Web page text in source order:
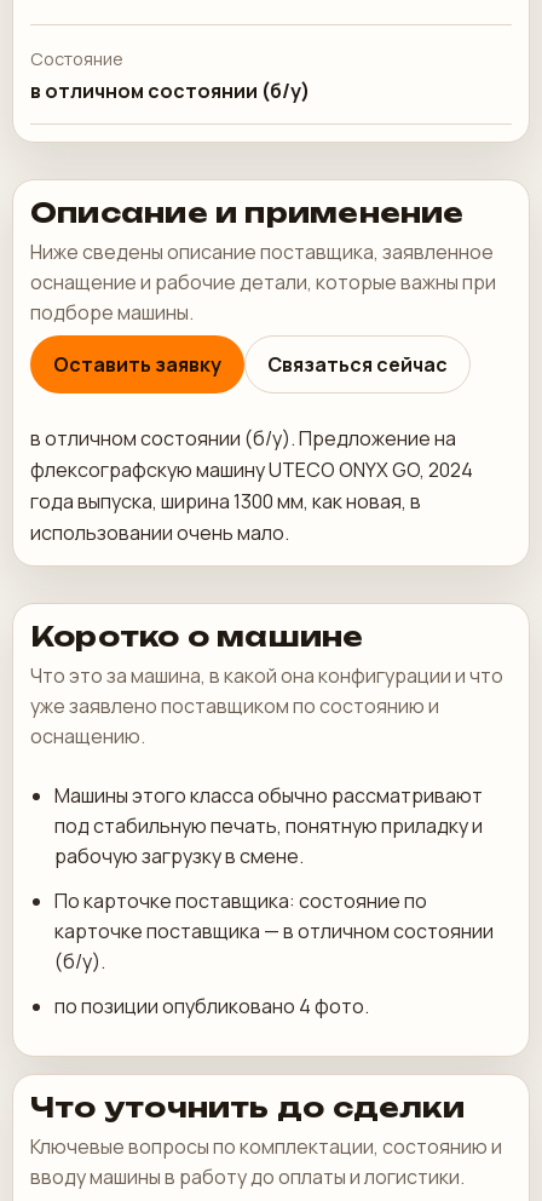
Состояние
в отличном состоянии (б/у)
Описание и применение
Ниже сведены описание поставщика, заявленное
оснащение и рабочие детали, которые важны при
подборе машины.
Оставить заявку
Связаться сейчас
в отличном состоянии (б/у). Предложение на
флексографскую машину UTECO ONYX GO, 2024
года выпуска, ширина 1300 мм, как новая, в
использовании очень мало.
Коротко о машине
Что это за машина, в какой она конфигурации и что
уже заявлено поставщиком по состоянию и
оснащению.
Машины этого класса обычно рассматривают
под стабильную печать, понятную приладку и
рабочую загрузку в смене.
По карточке поставщика: состояние по
карточке поставщика — в отличном состоянии
(б/у).
по позиции опубликовано 4 фото.
Что уточнить до сделки
Ключевые вопросы по комплектации, состоянию и
вводу машины в работу до оплаты и логистики.